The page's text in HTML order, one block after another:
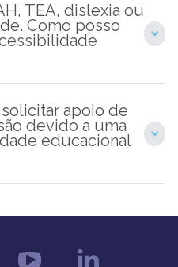
TEA, dislexia ou
Como posso
apoio de
devido a uma
educacional